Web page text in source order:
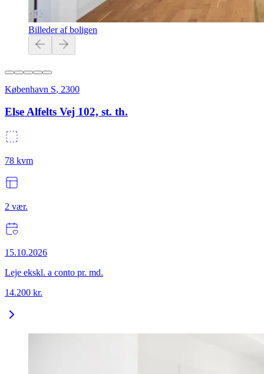
Billeder af boligen
København S, 2300
Else Alfelts Vej 102, st. th.
78 kvm
2 vær.
15.10.2026
Leje ekskl. a conto pr. md.
14.200 kr.